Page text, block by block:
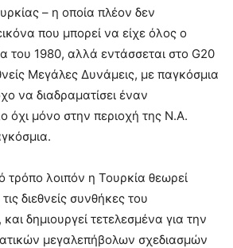
– η οποία πλέον δεν
που μπορεί να είχε όλος ο
του 1980, αλλά εντάσσεται στο G20
Μεγάλες Δυνάμεις, με παγκόσμια
να διαδραματίσει έναν
όχι μόνο στην περιοχή της Ν.Α.
τρόπο λοιπόν η Τουρκία θεωρεί
διεθνείς συνθήκες του
δημιουργεί τετελεσμένα για την
μεγαλεπήβολων σχεδιασμών